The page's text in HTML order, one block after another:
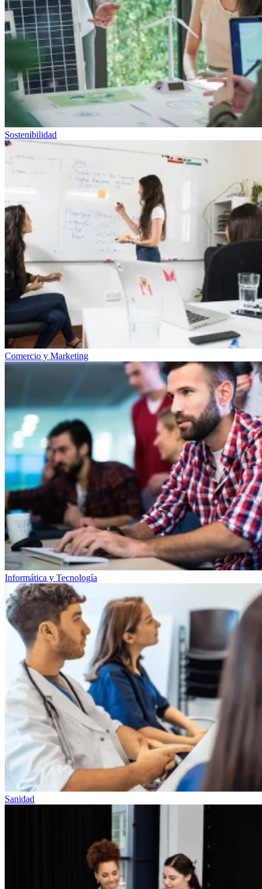
Sostenibilidad
Comercio y Marketing
Informática y Tecnología
Sanidad